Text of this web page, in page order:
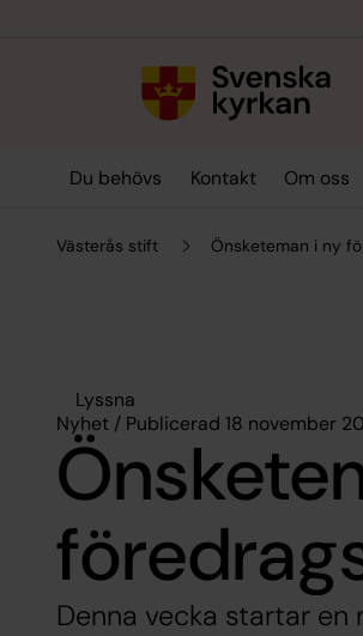
Du behövs Kontakt Om oss
Västerås stift Önsketeman i ny
Lyssna
Nyhet / Publicerad 18 november
Denna vecka startar